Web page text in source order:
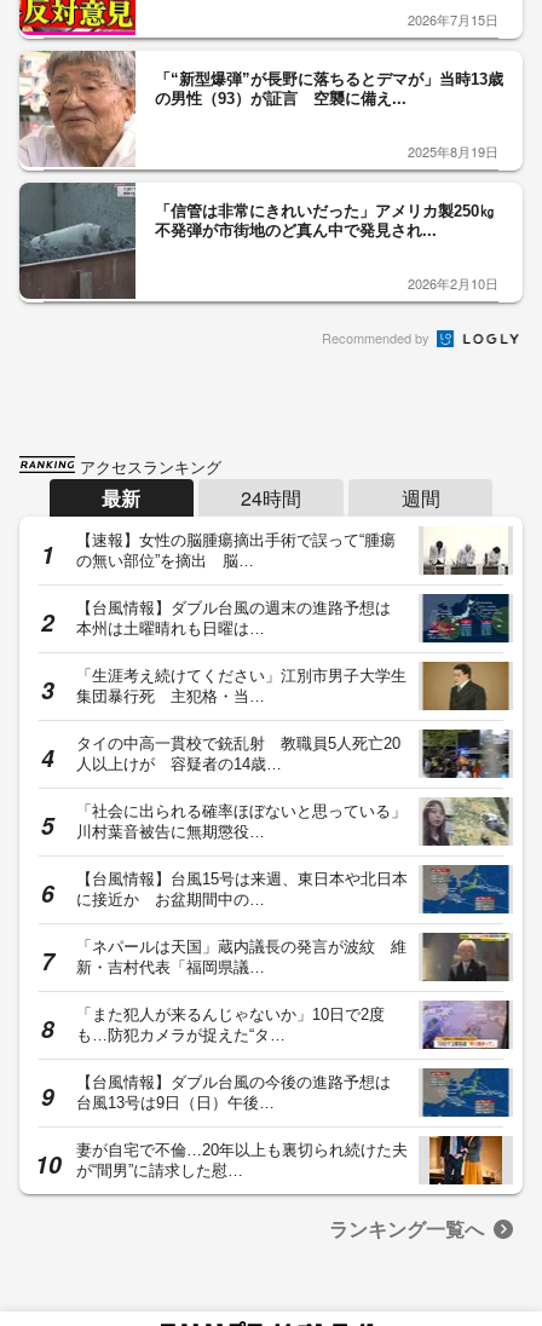
2026年7月15日
「“新型爆弾”が長野に落ちるとデマが」当時13歳
の男性（93）が証言 空襲に備え...
2025年8月19日
「信管は非常にきれいだった」アメリカ製250㎏
不発弾が市街地のど真ん中で発見され...
2026年2月10日
Recommended by
アクセスランキング
最新 24時間 週間
【速報】女性の脳腫瘍摘出手術で誤って“腫瘍
の無い部位”を摘出 脳…
【台風情報】ダブル台風の週末の進路予想は
本州は土曜晴れも日曜は…
「生涯考え続けてください」江別市男子大学生
集団暴行死 主犯格・当…
タイの中高一貫校で銃乱射 教職員5人死亡20
人以上けが 容疑者の14歳…
「社会に出られる確率ほぼないと思っている」
川村葉音被告に無期懲役…
【台風情報】台風15号は来週、東日本や北日本
に接近か お盆期間中の…
「ネパールは天国」蔵内議長の発言が波紋 維
新・吉村代表「福岡県議…
「また犯人が来るんじゃないか」10日で2度
も…防犯カメラが捉えた“タ…
【台風情報】ダブル台風の今後の進路予想は
台風13号は9日（日）午後…
妻が自宅で不倫…20年以上も裏切られ続けた夫
が“間男”に請求した慰…
ランキング一覧へ